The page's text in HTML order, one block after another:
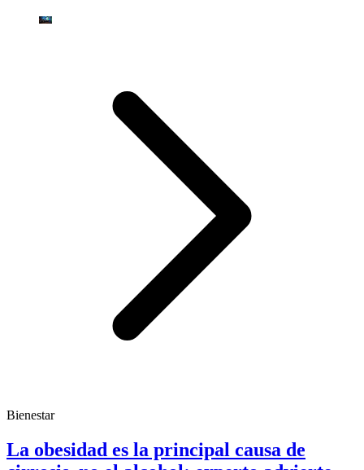
Bienestar
La obesidad es la principal causa de